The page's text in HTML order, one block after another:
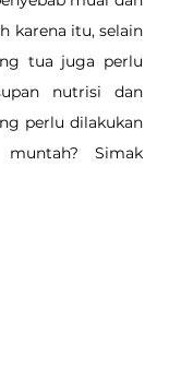
karena itu, selain
tua juga perlu
nutrisi dan
perlu dilakukan
Simak